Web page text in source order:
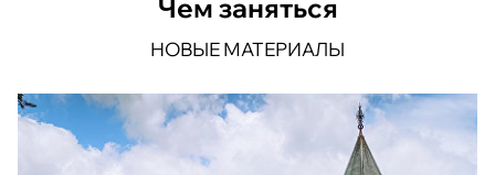
Чем заняться
НОВЫЕ МАТЕРИАЛЫ